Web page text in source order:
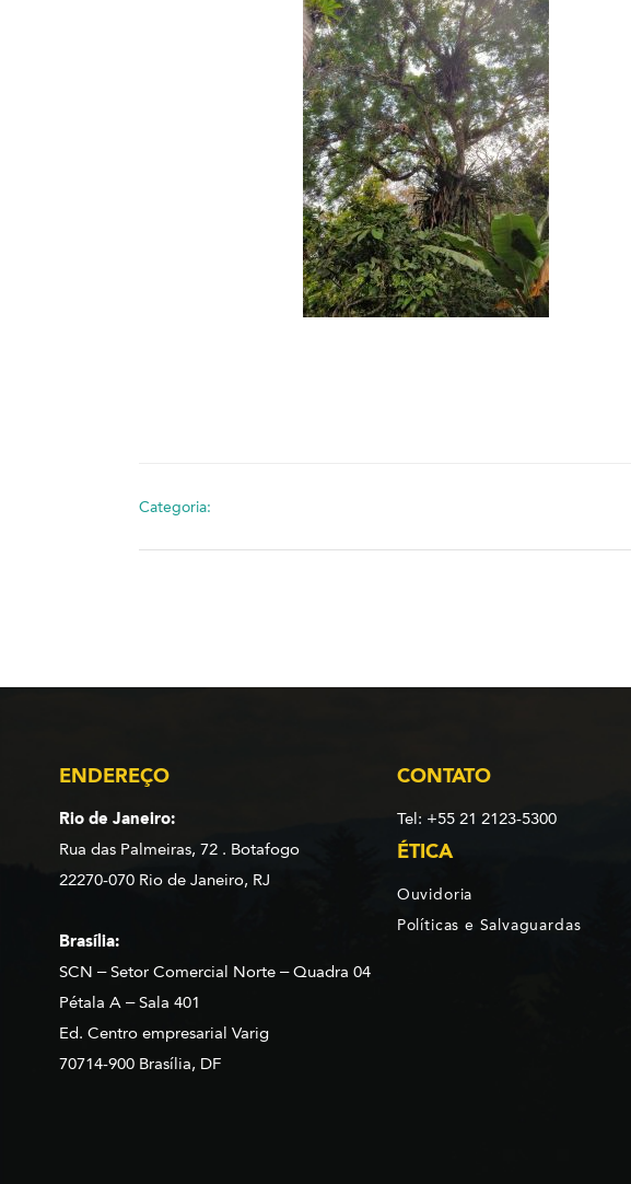
Categoria:
ENDEREÇO
Rio de Janeiro:
Rua das Palmeiras, 72 . Botafogo
22270-070 Rio de Janeiro, RJ
Brasília:
SCN – Setor Comercial Norte – Quadra 04
Pétala A – Sala 401
Ed. Centro empresarial Varig
70714-900 Brasília, DF
CONTATO
Tel: +55 21 2123-5300
ÉTICA
Ouvidoria
Políticas e Salvaguardas